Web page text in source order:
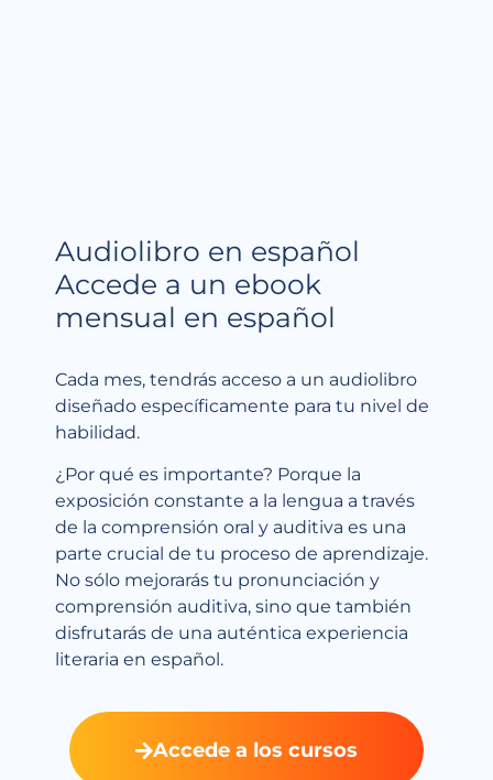
Audiolibro en español
Accede a un ebook
mensual en español
Cada mes, tendrás acceso a un audiolibro
diseñado específicamente para tu nivel de
habilidad.
¿Por qué es importante? Porque la
exposición constante a la lengua a través
de la comprensión oral y auditiva es una
parte crucial de tu proceso de aprendizaje.
No sólo mejorarás tu pronunciación y
comprensión auditiva, sino que también
disfrutarás de una auténtica experiencia
literaria en español.
Accede a los cursos